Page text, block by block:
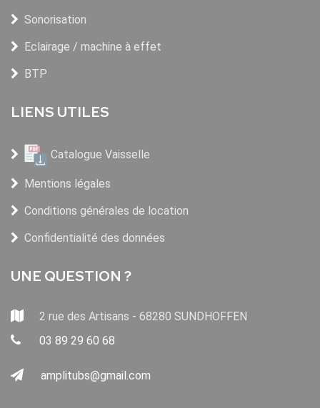
Sonorisation
Eclairage / machine à effet
BTP
LIENS UTILES
Catalogue Vaisselle
Mentions légales
Conditions générales de location
Confidentialité des données
UNE QUESTION ?
2 rue des Artisans - 68280 SUNDHOFFEN
03 89 29 60 68
amplitubs@gmail.com